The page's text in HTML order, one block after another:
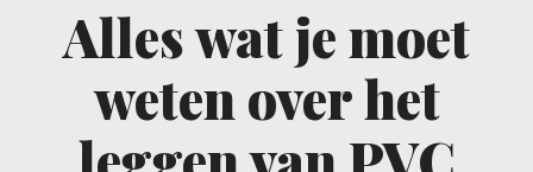
Alles wat je moet
weten over het